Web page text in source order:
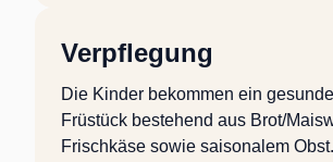
Verpflegung
Die Kinder bekommen ein
Früstück bestehend aus Brot/
Frischkäse sowie saisonalem